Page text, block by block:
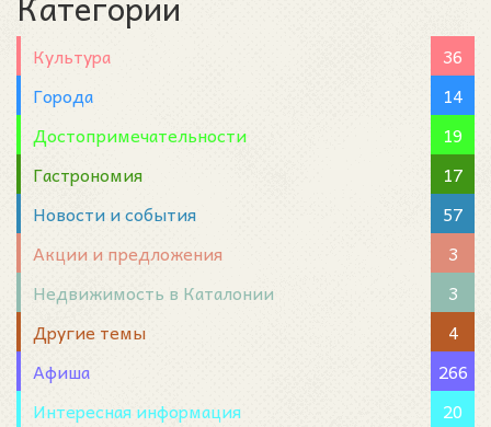
Культура
36
Города
14
Достопримечательности
19
Гастрономия
17
Новости и события
57
Акции и предложения
3
Недвижимость в Каталонии
3
Другие темы
4
Афиша
266
Интересная информация
20